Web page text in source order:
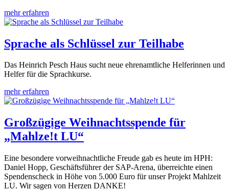
mehr erfahren
Sprache als Schlüssel zur Teilhabe
Das Heinrich Pesch Haus sucht neue ehrenamtliche Helferinnen und
Helfer für die Sprachkurse.
mehr erfahren
Großzügige Weihnachtsspende für
„Mahlze!t LU“
Eine besondere vorweihnachtliche Freude gab es heute im HPH:
Daniel Hopp, Geschäftsführer der SAP-Arena, überreichte einen
Spendenscheck in Höhe von 5.000 Euro für unser Projekt Mahlzeit
LU. Wir sagen von Herzen DANKE!